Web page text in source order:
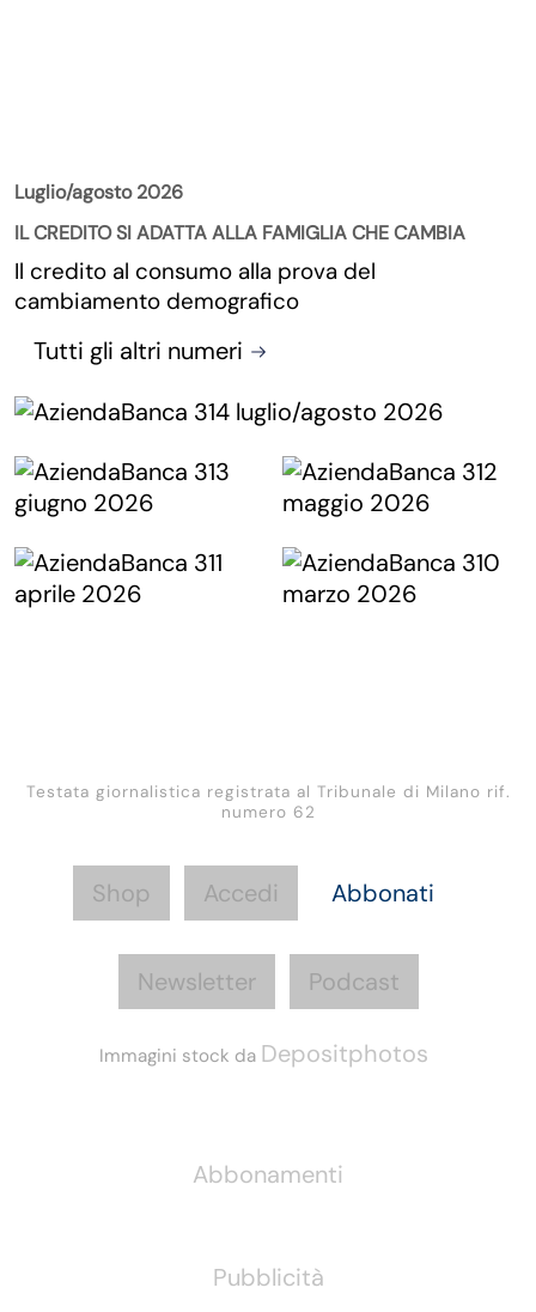
Luglio/agosto 2026
IL CREDITO SI ADATTA ALLA FAMIGLIA CHE CAMBIA
Il credito al consumo alla prova del
cambiamento demografico
Tutti gli altri numeri
Testata giornalistica registrata al Tribunale di Milano rif.
numero 62
Shop Accedi Abbonati
Newsletter Podcast
Immagini stock da Depositphotos
Abbonamenti
Pubblicità